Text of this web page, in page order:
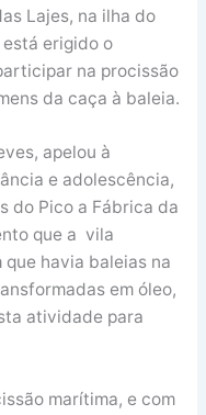
Lajes, na ilha do
erigido o
na procissão
da caça à baleia.
apelou à
e adolescência,
do Pico a Fábrica da
que a vila
havia baleias na
em óleo,
atividade para
marítima, e com